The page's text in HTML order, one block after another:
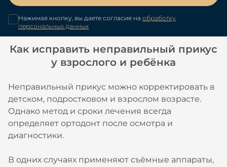
Нажимая кнопку, вы даете согласие на обработку
персональных данных
Как исправить неправильный прикус
у взрослого и ребёнка
Неправильный прикус можно корректировать в
детском, подростковом и взрослом возрасте.
Однако метод и сроки лечения всегда
определяет ортодонт после осмотра и
диагностики.
В одних случаях применяют съёмные аппараты,